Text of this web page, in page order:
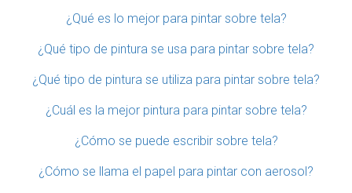
¿Qué es lo mejor para pintar sobre tela?
¿Qué tipo de pintura se usa para pintar sobre tela?
¿Qué tipo de pintura se utiliza para pintar sobre tela?
¿Cuál es la mejor pintura para pintar sobre tela?
¿Cómo se puede escribir sobre tela?
¿Cómo se llama el papel para pintar con aerosol?